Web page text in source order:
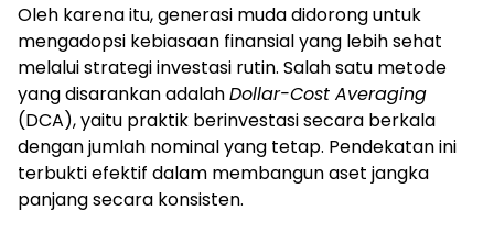
Oleh karena itu, generasi muda didorong untuk
mengadopsi kebiasaan finansial yang lebih sehat
melalui strategi investasi rutin. Salah satu metode
yang disarankan adalahDollar-Cost Averaging
(DCA), yaitu praktik berinvestasi secara berkala
dengan jumlah nominal yang tetap. Pendekatan ini
terbukti efektif dalam membangun aset jangka
panjang secara konsisten.